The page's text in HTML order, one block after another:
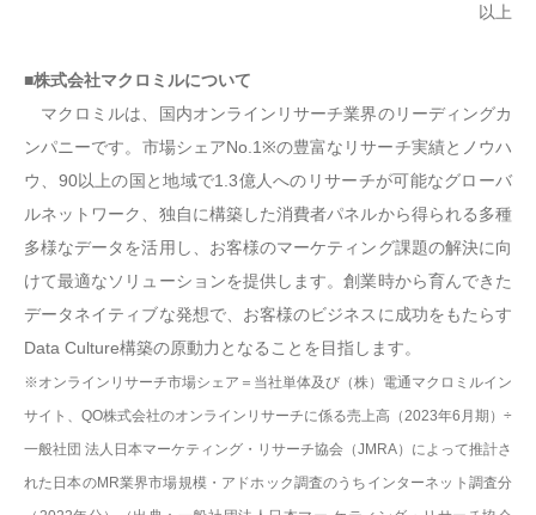
以上
■株式会社マクロミルについて
マクロミルは、国内オンラインリサーチ業界のリーディングカ
ンパニーです。市場シェアNo.1※の豊富なリサーチ実績とノウハ
ウ、90以上の国と地域で1.3億人へのリサーチが可能なグローバ
ルネットワーク、独自に構築した消費者パネルから得られる多種
多様なデータを活用し、お客様のマーケティング課題の解決に向
けて最適なソリューションを提供します。創業時から育んできた
データネイティブな発想で、お客様のビジネスに成功をもたらす
Data Culture構築の原動力となることを目指します。
※オンラインリサーチ市場シェア＝当社単体及び（株）電通マクロミルイン
サイト、QO株式会社のオンラインリサーチに係る売上高（2023年6月期）÷
一般社団 法人日本マーケティング・リサーチ協会（JMRA）によって推計さ
れた日本のMR業界市場規模・アドホック調査のうちインターネット調査分